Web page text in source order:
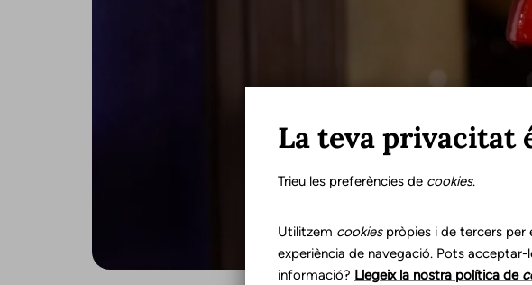
La teva privacitat
Trieu les preferències de cookies.
Utilitzem cookiespròpies i de tercers per
experiència de navegació. Pots
informació? Llegeix la nostra política de